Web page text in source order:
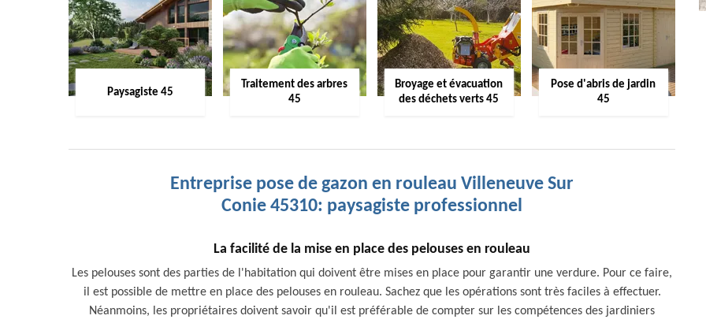
Paysagiste 45
Traitement des arbres
45
Broyage et évacuation
des déchets verts 45
Pose d'abris de jardin
45
Entreprise pose de gazon en rouleau Villeneuve Sur
Conie 45310: paysagiste professionnel
La facilité de la mise en place des pelouses en rouleau
Les pelouses sont des parties de l'habitation qui doivent être mises en place pour garantir une verdure. Pour ce faire,
il est possible de mettre en place des pelouses en rouleau. Sachez que les opérations sont très faciles à effectuer.
Néanmoins, les propriétaires doivent savoir qu'il est préférable de compter sur les compétences des jardiniers